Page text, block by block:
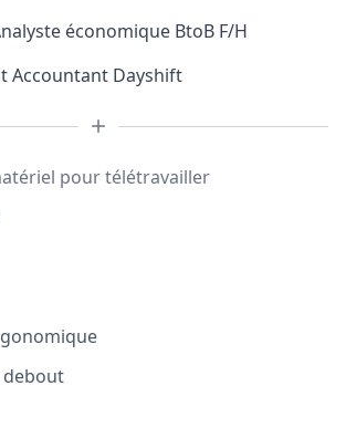
économique BtoB F/H
Accountant Dayshift
pour télétravailler
debout